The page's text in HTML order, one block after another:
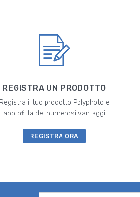
REGISTRA UN PRODOTTO
Registra il tuo prodotto Polyphoto e
approfitta dei numerosi vantaggi
REGISTRA ORA